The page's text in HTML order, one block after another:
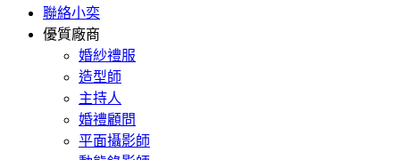
聯絡小奕
優質廠商
婚紗禮服
造型師
主持人
婚禮顧問
平面攝影師